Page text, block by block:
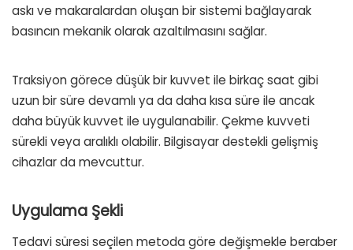
askı ve makaralardan oluşan bir sistemi bağlayarak
basıncın mekanik olarak azaltılmasını sağlar.
Traksiyon görece düşük bir kuvvet ile birkaç saat gibi
uzun bir süre devamlı ya da daha kısa süre ile ancak
daha büyük kuvvet ile uygulanabilir. Çekme kuvveti
sürekli veya aralıklı olabilir. Bilgisayar destekli gelişmiş
cihazlar da mevcuttur.
Uygulama Şekli
Tedavi süresi seçilen metoda göre değişmekle beraber